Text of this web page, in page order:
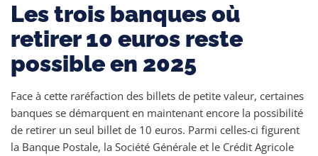
Les trois banques où
retirer 10 euros reste
possible en 2025
Face à cette raréfaction des billets de petite valeur, certaines
banques se démarquent en maintenant encore la possibilité
de retirer un seul billet de 10 euros. Parmi celles-ci figurent
la Banque Postale, la Société Générale et le Crédit Agricole